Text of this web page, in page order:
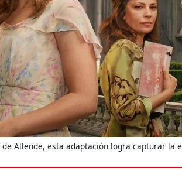
Allende, esta adaptación logra capturar la
Un fuerte terremoto
7,1 se registró este
julio en la prefectura
al sur de Japón,
emergencia de gran...